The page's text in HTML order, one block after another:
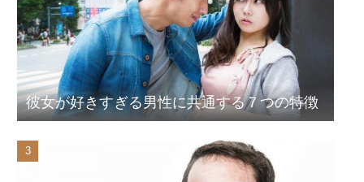
彼女が好きすぎる男性に共通する７つの特徴